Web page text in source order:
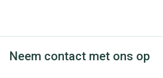
Neem contact met ons op